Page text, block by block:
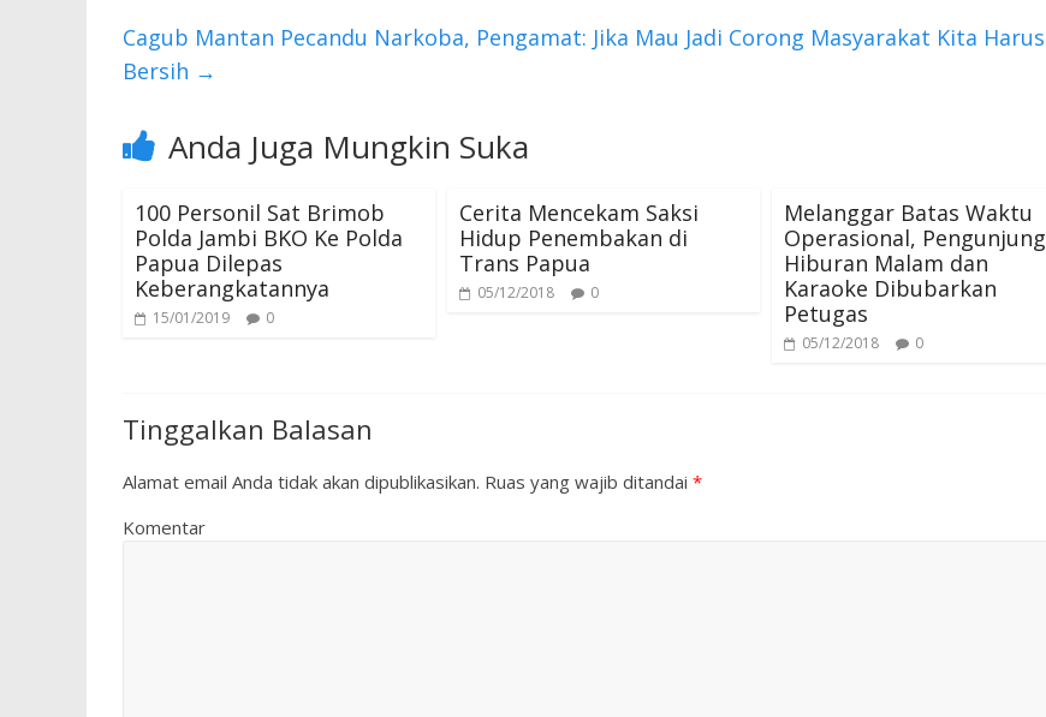
k p
Cagub Mantan Pecandu Narkoba, Pengamat: Jika Mau Jadi Corong Masyarakat Kita Harus
Bersih →
Anda Juga Mungkin Suka
100 Personil Sat Brimob
Polda Jambi BKO Ke Polda
Papua Dilepas
Keberangkatannya
15/01/2019 0
Cerita Mencekam Saksi
Hidup Penembakan di
Trans Papua
05/12/2018 0
Melanggar Batas Waktu
Operasional, Pengunjung
Hiburan Malam dan
Karaoke Dibubarkan
Petugas
05/12/2018 0
Tinggalkan Balasan
Alamat email Anda tidak akan dipublikasikan. Ruas yang wajib ditandai *
Komentar